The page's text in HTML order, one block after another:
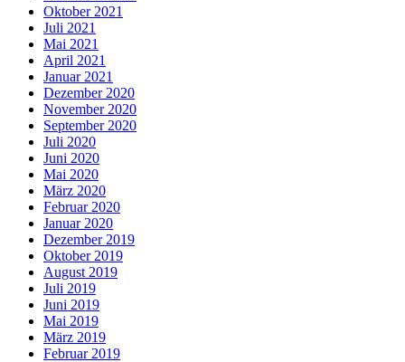
Oktober 2021
Juli 2021
Mai 2021
April 2021
Januar 2021
Dezember 2020
November 2020
September 2020
Juli 2020
Juni 2020
Mai 2020
März 2020
Februar 2020
Januar 2020
Dezember 2019
Oktober 2019
August 2019
Juli 2019
Juni 2019
Mai 2019
März 2019
Februar 2019